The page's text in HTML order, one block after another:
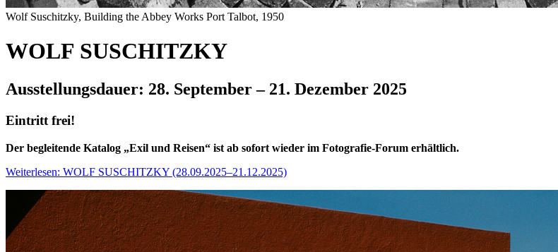
Wolf Suschitzky, Building the Abbey Works Port Talbot, 1950
WOLF SUSCHITZKY
Ausstellungsdauer: 28. September – 21. Dezember 2025
Eintritt frei!
Der begleitende Katalog „Exil und Reisen“ ist ab sofort wieder im Fotografie-Forum erhältlich.
Weiterlesen: WOLF SUSCHITZKY (28.09.2025–21.12.2025)